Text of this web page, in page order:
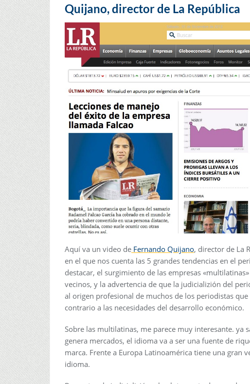
Quijano, director de La República
Aquí va un video de Fernando Quijano, director de La
en el que nos cuenta las 5 grandes tendencias en el
destacar, el surgimiento de las empresas
vecinos, y la advertencia de que la judicializión del
al origen profesional de muchos de los periodistas
contrario a las necesidades del desarrollo económico.
Sobre las multilatinas, me parece muy interesante. ya
genera mercados, el idioma va a ser una fuente de
marca. Frente a Europa Latinoamérica tiene una gran
idioma.